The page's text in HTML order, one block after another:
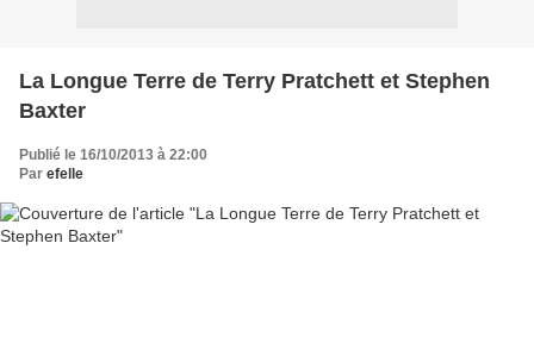
La Longue Terre de Terry Pratchett et Stephen
Baxter
Publié le 16/10/2013 à 22:00
Par efelle